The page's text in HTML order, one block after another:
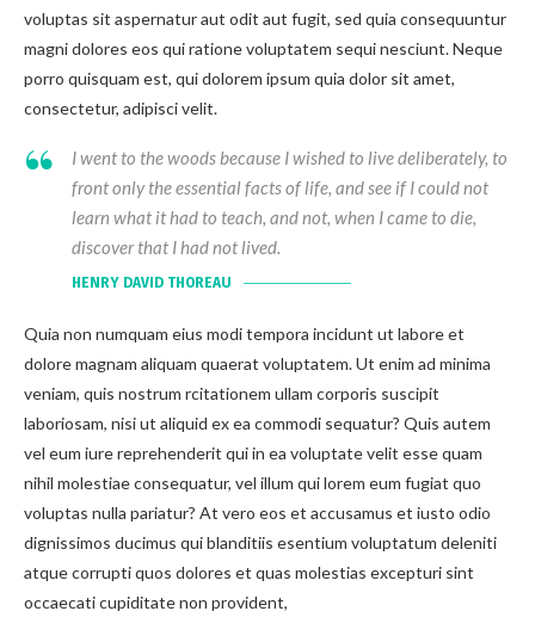
voluptas sit aspernatur aut odit aut fugit, sed quia consequuntur
magni dolores eos qui ratione voluptatem sequi nesciunt. Neque
porro quisquam est, qui dolorem ipsum quia dolor sit amet,
consectetur, adipisci velit.
I went to the woods because I wished to live deliberately, to
front only the essential facts of life, and see if I could not
learn what it had to teach, and not, when I came to die,
discover that I had not lived.
HENRY DAVID THOREAU
Quia non numquam eius modi tempora incidunt ut labore et
dolore magnam aliquam quaerat voluptatem. Ut enim ad minima
veniam, quis nostrum rcitationem ullam corporis suscipit
laboriosam, nisi ut aliquid ex ea commodi sequatur? Quis autem
vel eum iure reprehenderit qui in ea voluptate velit esse quam
nihil molestiae consequatur, vel illum qui lorem eum fugiat quo
voluptas nulla pariatur? At vero eos et accusamus et iusto odio
dignissimos ducimus qui blanditiis esentium voluptatum deleniti
atque corrupti quos dolores et quas molestias excepturi sint
occaecati cupiditate non provident,